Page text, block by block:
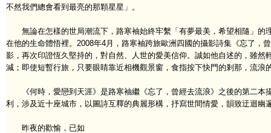
不然我們總會看到最亮的那顆星星」。
無論在怎樣的世局潮流下，路寒袖始終牢繫「有夢最美，希望相隨」的
在他的生命體悟裡。2008年4月，路寒袖跨旅歐洲四國的攝影詩集《忘了，
影，再次印證恆久堅持的，對自然、人世的愛美信仰。誠如他自述的，雖然
減；即使短暫行旅，只要眼睛靠近相機觀景窗，食指按下快門的剎那，流浪
《何時，愛戀到天涯》是路寒袖繼《忘了，曾經去流浪》之後的第二本
利，涉及近十座城市，以圖詩互釋的典麗形構，抒寫世間情愛，韻致迂迴幽
昨夜的歡愉，已如